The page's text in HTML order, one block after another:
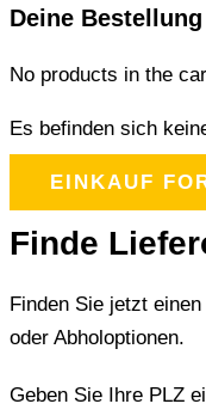
Deine Bestellung
No products in the
Es befinden sich
EINKAUF
Finde
Finden Sie jetzt
oder Abholoptionen.
Geben Sie Ihre PLZ